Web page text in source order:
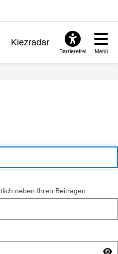
Kiezradar
Barrierefrei Menü
neben Ihren Beiträgen.